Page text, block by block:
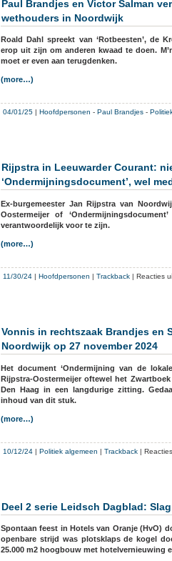
Paul Brandjes en Victor Salman
wethouders in Noordwijk
Roald Dahl spreekt van ‘Rotbeesten’, de
erop uit zijn om anderen kwaad te doen.
moet er even aan terugdenken.
(more…)
04/01/25 Hoofdpersonen - Paul Brandjes -
Rijpstra in Leeuwarder Courant:
‘Ondermijningsdocument’, wel
Ex-burgemeester Jan Rijpstra van
Oostermeijer of
verantwoordelijk voor te zijn.
(more…)
11/30/24 | Hoofdpersonen | Trackback | Reacties
Vonnis in rechtszaak Brandjes en
Noordwijk op 27 november 2024
Het document ‘Ondermijning van de
Rijpstra-Oostermeijer oftewel het
Den Haag in een langdurige zitting.
inhoud van dit stuk.
(more…)
10/12/24 | Politiek algemeen | Trackback |
Deel 2 serie Leidsch Dagblad:
Spontaan feest in Hotels van Oranje (HvO)
openbare strijd was plotsklaps de kogel
25.000 m2 hoogbouw met hotelvernieuwing